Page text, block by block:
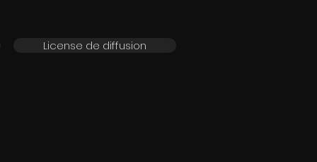
License de diffusion